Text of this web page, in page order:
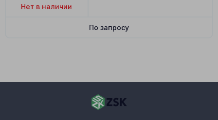
Нет в наличии
По запросу